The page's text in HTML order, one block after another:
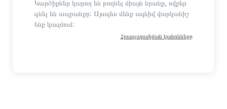
Կարծիքներ կարող են թողնել միայն նրանք, ովքեր
գնել են ապրանքը: Այսպես մենք ազնիվ վարկանիշ
ենք կազմում:
Հրապարակման կանոնները